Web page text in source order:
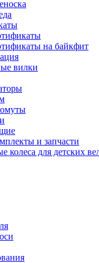
на байкфит
вилки
и запчасти
колеса для детских